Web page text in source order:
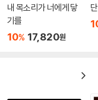
내 목소리가 너에게 닿
기를
10% 17,820원